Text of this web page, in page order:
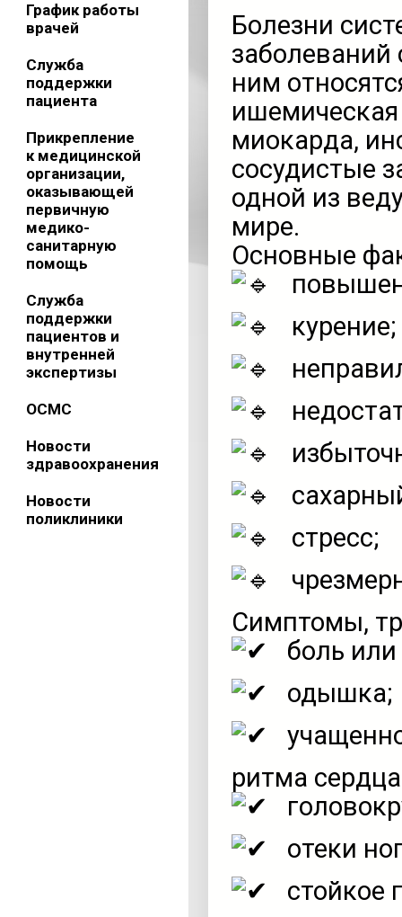
График работы
врачей
Служба
поддержки
пациента
Прикрепление
к медицинской
организации,
оказывающей
первичную
медико-
санитарную
помощь
Служба
поддержки
пациентов и
внутренней
экспертизы
ОСМС
Новости
здравоохранения
Новости
поликлиники
Болезни
заболеваний
ним
миокарда,
сосудистые
одной из
мире.
Основные
курение;
стресс;
Симптомы,
боль
одышка;
ритма
отеки
стойкое